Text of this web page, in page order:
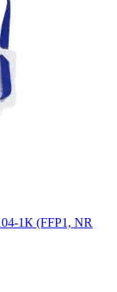
1К (FFP1, NR